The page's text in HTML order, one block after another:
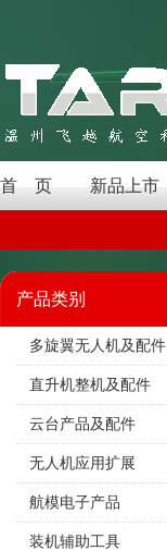
首 页 新品上市
产品类别
多旋翼无人机及配件
直升机整机及配件
云台产品及配件
无人机应用扩展
航模电子产品
装机辅助工具